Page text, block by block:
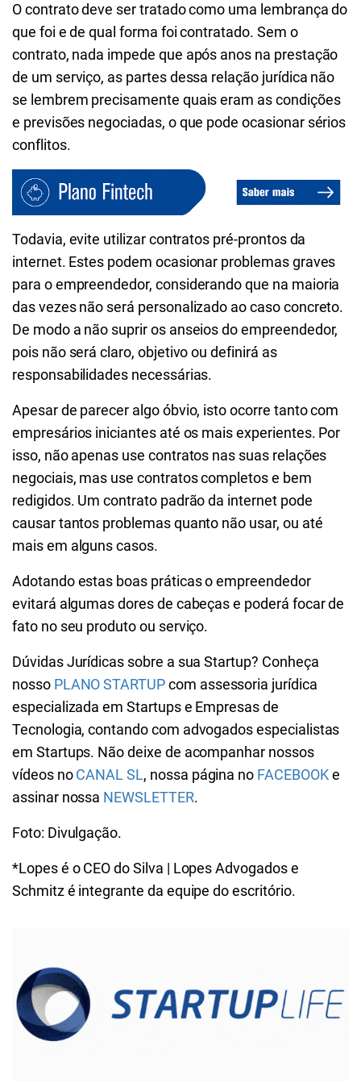
O contrato deve ser tratado como uma lembrança do
que foi e de qual forma foi contratado. Sem o
contrato, nada impede que após anos na prestação
de um serviço, as partes dessa relação jurídica não
se lembrem precisamente quais eram as condições
e previsões negociadas, o que pode ocasionar sérios
conflitos.
Todavia, evite utilizar contratos pré-prontos da
internet. Estes podem ocasionar problemas graves
para o empreendedor, considerando que na maioria
das vezes não será personalizado ao caso concreto.
De modo a não suprir os anseios do empreendedor,
pois não será claro, objetivo ou definirá as
responsabilidades necessárias.
Apesar de parecer algo óbvio, isto ocorre tanto com
empresários iniciantes até os mais experientes. Por
isso, não apenas use contratos nas suas relações
negociais, mas use contratos completos e bem
redigidos. Um contrato padrão da internet pode
causar tantos problemas quanto não usar, ou até
mais em alguns casos.
Adotando estas boas práticas o empreendedor
evitará algumas dores de cabeças e poderá focar de
fato no seu produto ou serviço.
Dúvidas Jurídicas sobre a sua Startup? Conheça
nosso PLANO STARTUPcom assessoria jurídica
especializada em Startups e Empresas de
Tecnologia, contando com advogados especialistas
em Startups. Não deixe de acompanhar nossos
vídeos noCANAL SL, nossa página no FACEBOOKe
assinar nossa NEWSLETTER.
Foto: Divulgação.
*Lopes é o CEO do Silva | Lopes Advogados e
Schmitz é integrante da equipe do escritório.